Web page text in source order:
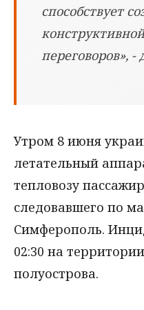
способствует
переговоров», -
Утром 8 июня
летательный
тепловозу
следовавшего по
Симферополь.
02:30 на
полуострова.